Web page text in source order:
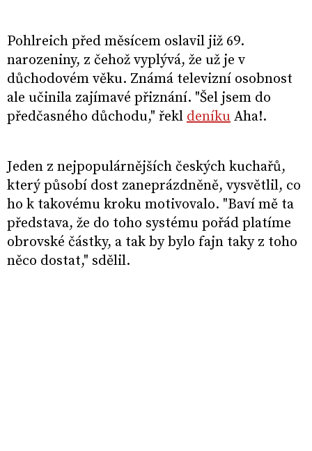
Pohlreich před měsícem oslavil již 69.
narozeniny, z čehož vyplývá, že už je v
důchodovém věku. Známá televizní osobnost
ale učinila zajímavé přiznání. "Šel jsem do
předčasného důchodu," řekl deníku Aha!.
Jeden z nejpopulárnějších českých kuchařů,
který působí dost zaneprázdněně, vysvětlil, co
ho k takovému kroku motivovalo. "Baví mě ta
představa, že do toho systému pořád platíme
obrovské částky, a tak by bylo fajn taky z toho
něco dostat," sdělil.